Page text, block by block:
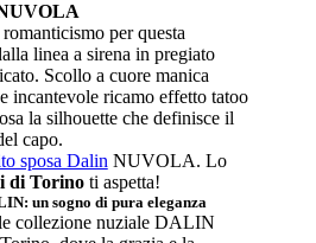
per questa
linea a sirena in pregiato
Scollo a cuore manica
incantevole ricamo effetto tatoo
la silhouette che definisce il
capo.
sposa Dalin NUVOLA. Lo
di Torinoti aspetta!
un sogno di pura eleganza
collezione nuziale DALIN